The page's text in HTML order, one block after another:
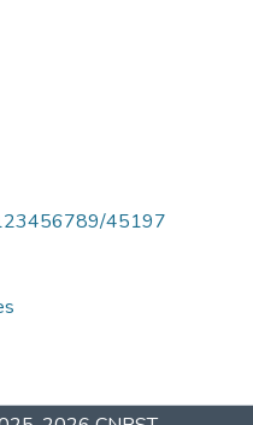
45197